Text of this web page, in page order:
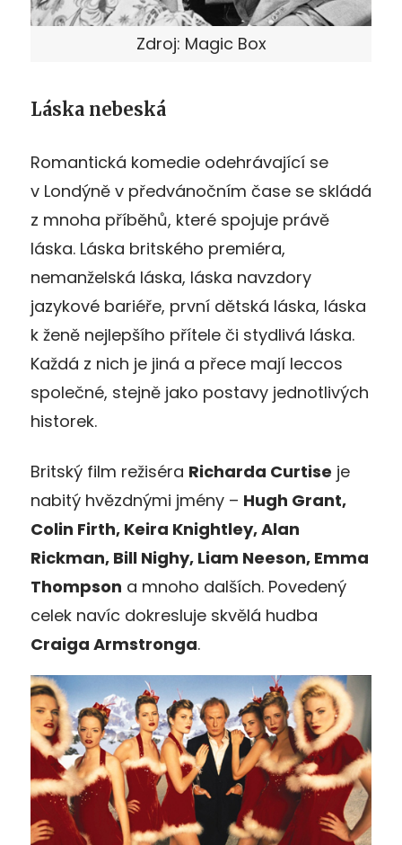
Zdroj: Magic Box
Láska nebeská
Romantická komedie odehrávající se
v Londýně v předvánočním čase se skládá
z mnoha příběhů, které spojuje právě
láska. Láska britského premiéra,
nemanželská láska, láska navzdory
jazykové bariéře, první dětská láska, láska
k ženě nejlepšího přítele či stydlivá láska.
Každá z nich je jiná a přece mají leccos
společné, stejně jako postavy jednotlivých
historek.
Britský film režiséra Richarda Curtise je
nabitý hvězdnými jmény – Hugh Grant,
Colin Firth, Keira Knightley, Alan
Rickman, Bill Nighy, Liam Neeson, Emma
Thompson a mnoho dalších. Povedený
celek navíc dokresluje skvělá hudba
Craiga Armstronga.